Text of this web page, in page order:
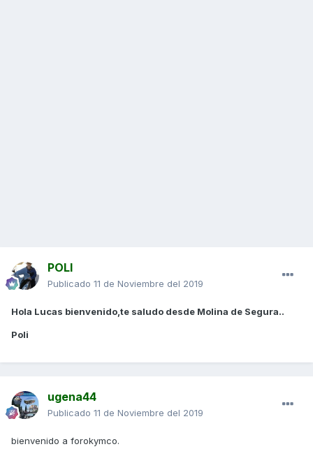
POLI
Publicado 11 de Noviembre del 2019
Hola Lucas bienvenido,te saludo desde Molina de Segura..
Poli
ugena44
Publicado 11 de Noviembre del 2019
bienvenido a forokymco.